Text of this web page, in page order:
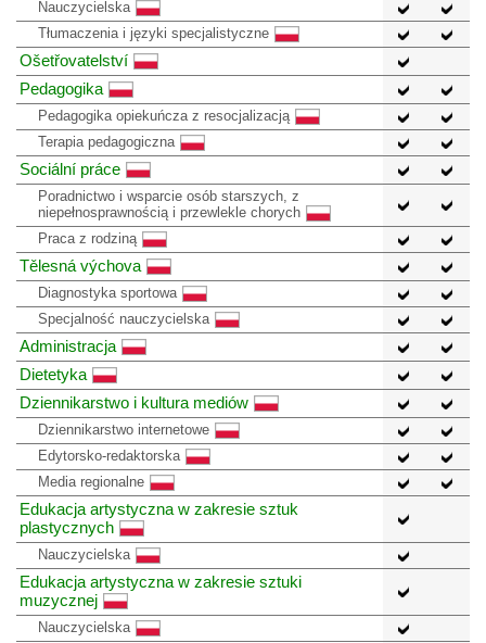
Nauczycielska
Tłumaczenia i języki specjalistyczne
Ošetřovatelství
Pedagogika
Pedagogika opiekuńcza z resocjalizacją
Terapia pedagogiczna
Sociální práce
Poradnictwo i wsparcie osób starszych, z
niepełnosprawnością i przewlekle chorych
Praca z rodziną
Tělesná výchova
Diagnostyka sportowa
Specjalność nauczycielska
Administracja
Dietetyka
Dziennikarstwo i kultura mediów
Dziennikarstwo internetowe
Edytorsko-redaktorska
Media regionalne
Edukacja artystyczna w zakresie sztuk
plastycznych
Nauczycielska
Edukacja artystyczna w zakresie sztuki
muzycznej
Nauczycielska